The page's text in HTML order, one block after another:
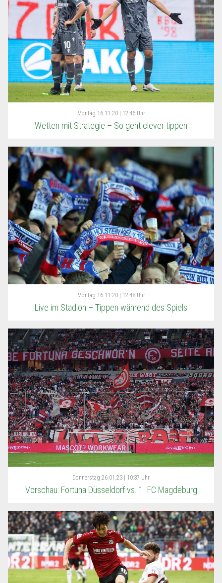
Montag 16.11.20 | 12:46 Uhr
Wetten mit Strategie – So geht clever tippen
Montag 16.11.20 | 12:48 Uhr
Live im Stadion – Tippen während des Spiels
Donnerstag 26.01.23 | 10:37 Uhr
Vorschau: Fortuna Düsseldorf vs. 1. FC Magdeburg